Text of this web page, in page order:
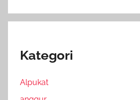
Kategori
Alpukat